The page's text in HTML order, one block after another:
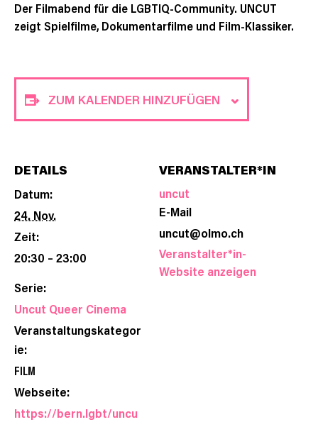
Der Filmabend für die LGBTIQ-Community. UNCUT
zeigt Spielfilme, Dokumentarfilme und Film-Klassiker.
ZUM KALENDER HINZUFÜGEN
DETAILS
Datum:
24. Nov.
Zeit:
20:30 – 23:00
Serie:
Uncut Queer Cinema
Veranstaltungskategor
ie:
FILM
Webseite:
https://bern.lgbt/uncu
VERANSTALTER*IN
uncut
E-Mail
uncut@olmo.ch
Veranstalter*in-
Website anzeigen